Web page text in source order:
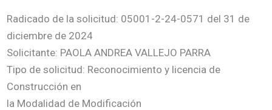
Radicado de la solicitud: 05001-2-24-0571 del 31 de
diciembre de 2024
Solicitante: PAOLA ANDREA VALLEJO PARRA
Tipo de solicitud: Reconocimiento y licencia de
Construcción en
la Modalidad de Modificación